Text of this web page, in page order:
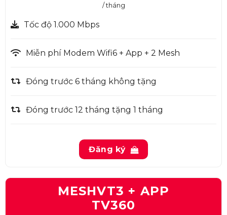
/ tháng
Tốc độ 1.000 Mbps
Miễn phí Modem Wifi6 + App + 2 Mesh
Đóng trước 6 tháng không tặng
Đóng trước 12 tháng tặng 1 tháng
Đăng ký
MESHVT3 + APP
TV360